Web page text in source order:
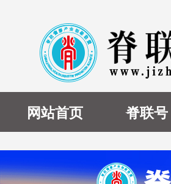
网站首页 脊联号